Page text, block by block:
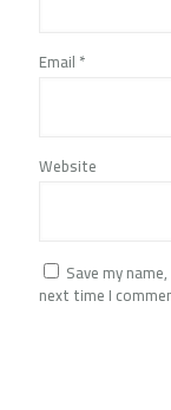
Email *
Website
Save my
next time I